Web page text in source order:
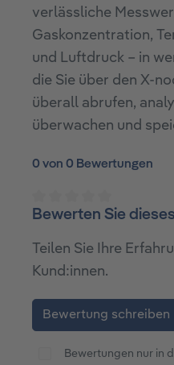
verlässliche
Gaskonzentration,
und Luftdruck – in
die Sie über den X-
überall abrufen,
überwachen und
0 von 0 Bewertungen
Durchschnittliche
Bewerten Sie
Teilen Sie Ihre
Kund:innen.
Bewertung schreiben
Bewertungen nur in